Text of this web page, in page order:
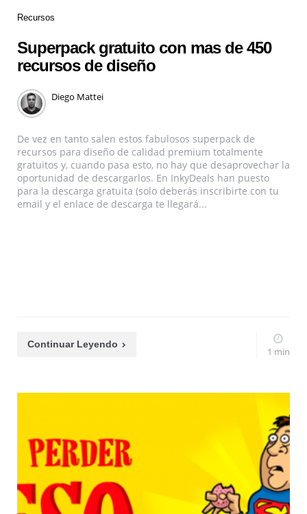
Recursos
Superpack gratuito con mas de 450
recursos de diseño
Diego Mattei
De vez en tanto salen estos fabulosos superpack de
recursos para diseño de calidad premium totalmente
gratuitos y, cuando pasa esto, no hay que desaprovechar la
oportunidad de descargarlos. En InkyDeals han puesto
para la descarga gratuita (solo deberás inscribirte con tu
email y el enlace de descarga te llegará...
Continuar Leyendo
1 min